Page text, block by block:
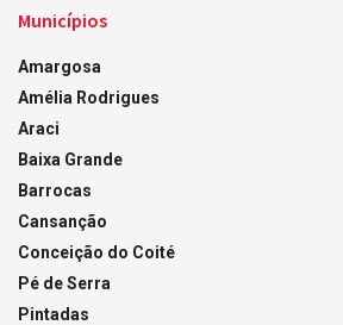
Municípios
Amargosa
Amélia Rodrigues
Araci
Baixa Grande
Barrocas
Cansanção
Conceição do Coité
Pé de Serra
Pintadas